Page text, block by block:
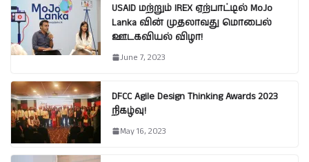
USAID மற்றும் IREX ஏற்பாட்டில் MoJo
Lanka வின் முதலாவது மொபைல்
ஊடகவியல் விழா!
June 7, 2023
DFCC Agile Design Thinking Awards 2023
நிகழ்வு!
May 16, 2023